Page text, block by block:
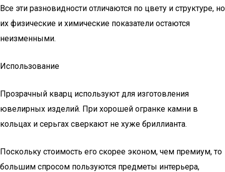
Все эти разновидности отличаются по цвету и структуре, но
их физические и химические показатели остаются
неизменными.
Использование
Прозрачный кварц используют для изготовления
ювелирных изделий. При хорошей огранке камни в
кольцах и серьгах сверкают не хуже бриллианта.
Поскольку стоимость его скорее эконом, чем премиум, то
большим спросом пользуются предметы интерьера,